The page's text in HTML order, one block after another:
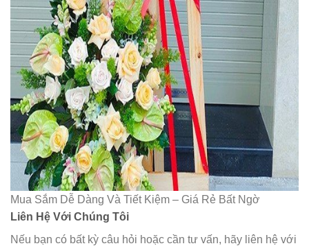
Mua Sắm Dễ Dàng Và Tiết Kiệm – Giá Rẻ Bất Ngờ
Liên Hệ Với Chúng Tôi
Nếu bạn có bất kỳ câu hỏi hoặc cần tư vấn, hãy liên hệ với